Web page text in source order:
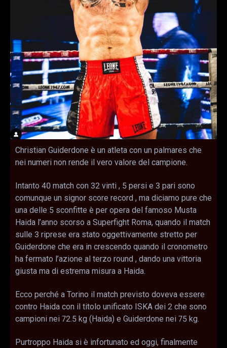
Christian Guiderdone è un atleta con un palmares che
nei numeri non rende il vero valore del campione.
Intanto 40 match con 32 vinti , 5 persi e 3 pari sono
comunque un signor score record , ma diciamo pure che
una delle 5 sconfitte è per opera del famoso Musta
Haida l’anno scorso a Superfight Roma, quando il match
sulle 3 riprese era stato oggettivamente stretto per
Guiderdone che era in crescendo quando il cronometro
ha fermato l’azione al terzo round , dando una vittoria
giusta ma di estrema misura a Haida.
Ecco perché a Torino il match previsto doveva essere
contro Haida con il titolo unificato ISKA dei 2 che sono
campioni nei 72.5 kg (Haida) e Guiderdone nei 75 kg.
Purtroppo Haida si è infortunato ed oggi, finalmente